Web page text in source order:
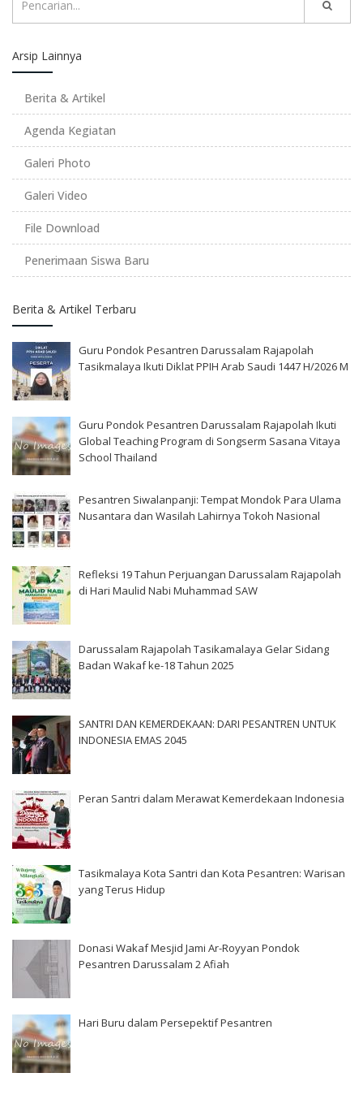
Arsip Lainnya
Berita & Artikel
Agenda Kegiatan
Galeri Photo
Galeri Video
File Download
Penerimaan Siswa Baru
Berita & Artikel Terbaru
Guru Pondok Pesantren Darussalam Rajapolah
Tasikmalaya Ikuti Diklat PPIH Arab Saudi 1447 H/2026 M
Guru Pondok Pesantren Darussalam Rajapolah Ikuti
Global Teaching Program di Songserm Sasana Vitaya
School Thailand
Pesantren Siwalanpanji: Tempat Mondok Para Ulama
Nusantara dan Wasilah Lahirnya Tokoh Nasional
Refleksi 19 Tahun Perjuangan Darussalam Rajapolah
di Hari Maulid Nabi Muhammad SAW
Darussalam Rajapolah Tasikamalaya Gelar Sidang
Badan Wakaf ke-18 Tahun 2025
SANTRI DAN KEMERDEKAAN: DARI PESANTREN UNTUK
INDONESIA EMAS 2045
Peran Santri dalam Merawat Kemerdekaan Indonesia
Tasikmalaya Kota Santri dan Kota Pesantren: Warisan
yang Terus Hidup
Donasi Wakaf Mesjid Jami Ar-Royyan Pondok
Pesantren Darussalam 2 Afiah
Hari Buru dalam Persepektif Pesantren